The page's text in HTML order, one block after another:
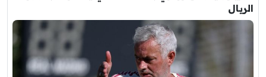
الريال